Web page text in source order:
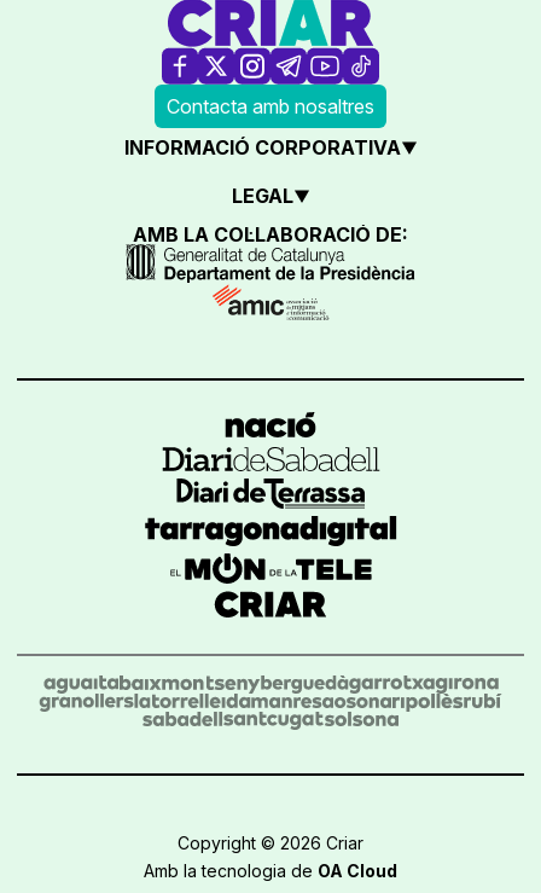
Contacta amb nosaltres
INFORMACIÓ CORPORATIVA
LEGAL
AMB LA COL·LABORACIÓ DE:
Copyright © 2026 Criar
Amb la tecnologia de OA Cloud